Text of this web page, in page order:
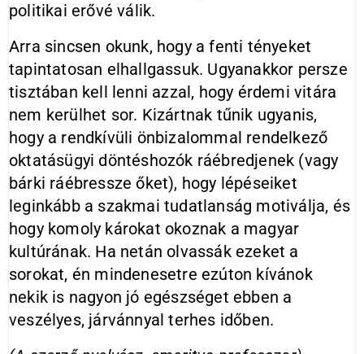
politikai erővé válik.
Arra sincsen okunk, hogy a fenti tényeket
tapintatosan elhallgassuk. Ugyanakkor persze
tisztában kell lenni azzal, hogy érdemi vitára
nem kerülhet sor. Kizártnak tűnik ugyanis,
hogy a rendkívüli önbizalommal rendelkező
oktatásügyi döntéshozók ráébredjenek (vagy
bárki ráébressze őket), hogy lépéseiket
leginkább a szakmai tudatlanság motiválja, és
hogy komoly károkat okoznak a magyar
kultúrának. Ha netán olvassák ezeket a
sorokat, én mindenesetre ezúton kívánok
nekik is nagyon jó egészséget ebben a
veszélyes, járvánnyal terhes időben.